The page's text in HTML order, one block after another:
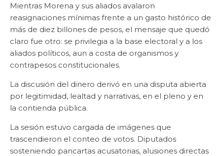
Mientras Morena y sus aliados avalaron
reasignaciones mínimas frente a un gasto histórico de
más de diez billones de pesos, el mensaje que quedó
claro fue otro: se privilegia a la base electoral y a los
aliados políticos, aun a costa de organismos y
contrapesos constitucionales.
La discusión del dinero derivó en una disputa abierta
por legitimidad, lealtad y narrativas, en el pleno y en
la contienda pública.
La sesión estuvo cargada de imágenes que
trascendieron el conteo de votos. Diputados
sosteniendo pancartas acusatorias, alusiones directas